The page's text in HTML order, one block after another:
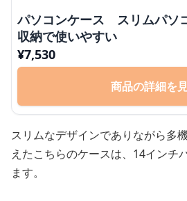
パソコンケース スリムパソ
収納で使いやすい
¥7,530
商品の詳細を
スリムなデザインでありながら多
えたこちらのケースは、14インチ
ます。